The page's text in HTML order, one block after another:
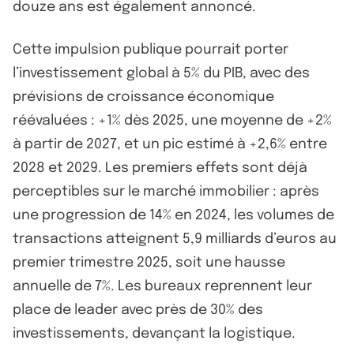
douze ans est également annoncé.
Cette impulsion publique pourrait porter
l’investissement global à 5% du PIB, avec des
prévisions de croissance économique
réévaluées : +1% dès 2025, une moyenne de +2%
à partir de 2027, et un pic estimé à +2,6% entre
2028 et 2029. Les premiers effets sont déjà
perceptibles sur le marché immobilier : après
une progression de 14% en 2024, les volumes de
transactions atteignent 5,9 milliards d’euros au
premier trimestre 2025, soit une hausse
annuelle de 7%. Les bureaux reprennent leur
place de leader avec près de 30% des
investissements, devançant la logistique.